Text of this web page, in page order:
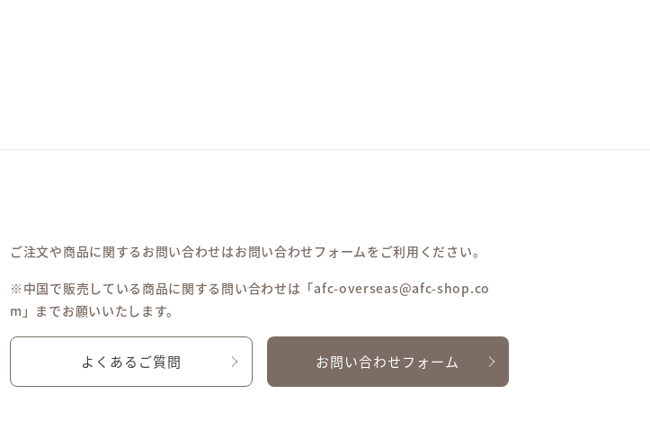
ご注文や商品に関するお問い合わせはお問い合わせフォームをご利用ください。
※中国で販売している商品に関する問い合わせは「afc-overseas@afc-shop.co
m」までお願いいたします。
よくあるご質問 お問い合わせフォーム